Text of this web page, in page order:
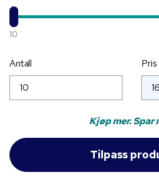
10
Antall Pris
Kjøp mer. Spar